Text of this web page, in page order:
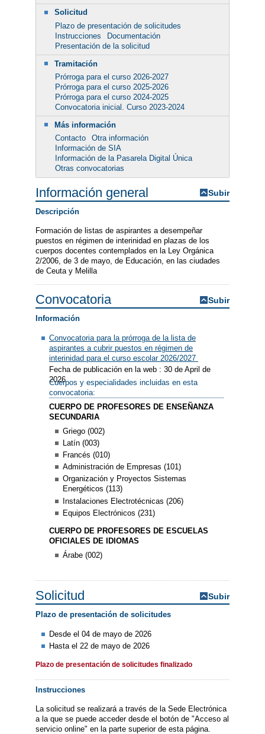
Solicitud
Plazo de presentación de solicitudes
Instrucciones
Documentación
Presentación de la solicitud
Tramitación
Prórroga para el curso 2026-2027
Prórroga para el curso 2025-2026
Prórroga para el curso 2024-2025
Convocatoria inicial. Curso 2023-2024
Más información
Contacto
Otra información
Información de SIA
Información de la Pasarela Digital Única
Otras convocatorias
Información general Subir
Descripción
Formación de listas de aspirantes a desempeñar
puestos en régimen de interinidad en plazas de los
cuerpos docentes contemplados en la Ley Orgánica
2/2006, de 3 de mayo, de Educación, en las ciudades
de Ceuta y Melilla
Convocatoria Subir
Información
Convocatoria para la prórroga de la lista de
aspirantes a cubrir puestos en régimen de
interinidad para el curso escolar 2026/2027
Fecha de publicación en la web : 30 de April de
2026
Cuerpos y especialidades incluidas en esta
convocatoria:
CUERPO DE PROFESORES DE ENSEÑANZA
SECUNDARIA
Griego (002)
Latín (003)
Francés (010)
Administración de Empresas (101)
Organización y Proyectos Sistemas
Energéticos (113)
Instalaciones Electrotécnicas (206)
Equipos Electrónicos (231)
CUERPO DE PROFESORES DE ESCUELAS
OFICIALES DE IDIOMAS
Árabe (002)
Solicitud Subir
Plazo de presentación de solicitudes
Desde el 04 de mayo de 2026
Hasta el 22 de mayo de 2026
Plazo de presentación de solicitudes finalizado
Instrucciones
La solicitud se realizará a través de la Sede Electrónica
a la que se puede acceder desde el botón de "Acceso al
servicio online" en la parte superior de esta página.